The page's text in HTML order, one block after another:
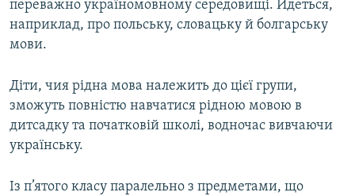
переважно україномовному середовищі. Йдеться,
наприклад, про польську, словацьку й болгарську
мови.
Діти, чия рідна мова належить до цієї групи,
зможуть повністю навчатися рідною мовою в
дитсадку та початковій школі, водночас вивчаючи
українську.
Із п’ятого класу паралельно з предметами, що